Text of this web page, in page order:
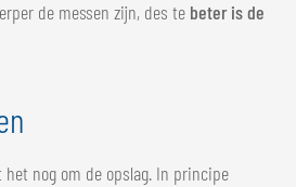
de messen zijn, des te beter is de
het nog om de opslag. In principe